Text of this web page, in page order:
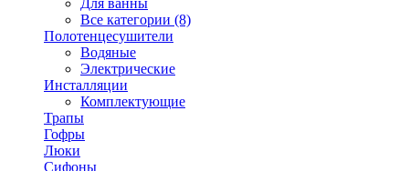
Для ванны
Все категории (8)
Полотенцесушители
Водяные
Электрические
Инсталляции
Комплектующие
Трапы
Гофры
Люки
Сифоны